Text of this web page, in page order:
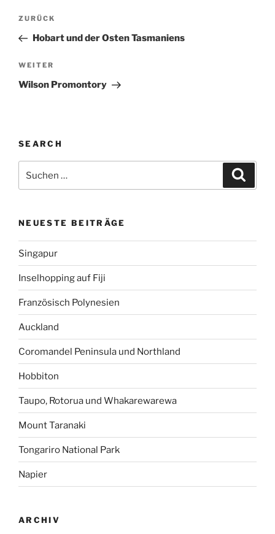
Beitragsnavigation
Vorheriger
Beitrag
ZURÜCK
Hobart und der Osten Tasmaniens
Nächster
Beitrag
WEITER
Wilson Promontory
SEARCH
nach:
NEUESTE BEITRÄGE
Singapur
Inselhopping auf Fiji
Französisch Polynesien
Auckland
Coromandel Peninsula und Northland
Hobbiton
Taupo, Rotorua und Whakarewarewa
Mount Taranaki
Tongariro National Park
Napier
ARCHIV